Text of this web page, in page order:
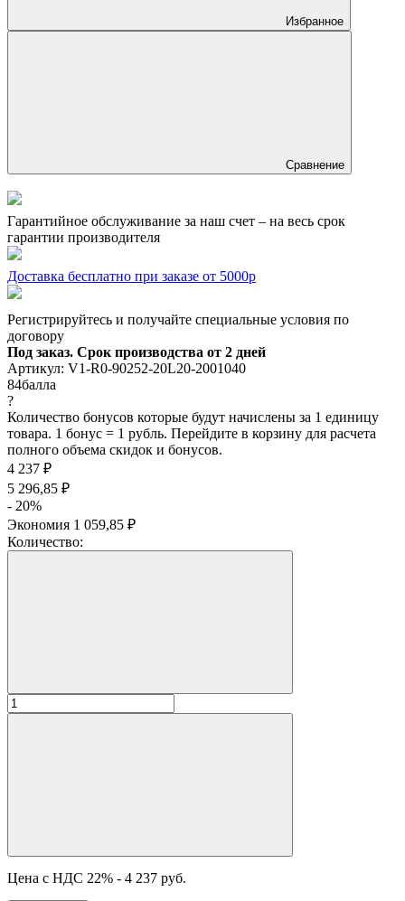
Избранное
Сравнение
Гарантийное обслуживание за наш счет – на весь срок
гарантии производителя
Доставка бесплатно при заказе от 5000р
Регистрируйтесь и получайте специальные условия по
договору
Под заказ. Срок производства от 2 дней
Артикул: V1-R0-90252-20L20-2001040
84балла
?
Количество бонусов которые будут начислены за 1 единицу
товара. 1 бонус = 1 рубль. Перейдите в корзину для расчета
полного объема скидок и бонусов.
4 237 ₽
5 296,85 ₽
- 20%
Экономия 1 059,85 ₽
Количество:
Цена с НДС 22% - 4 237 руб.